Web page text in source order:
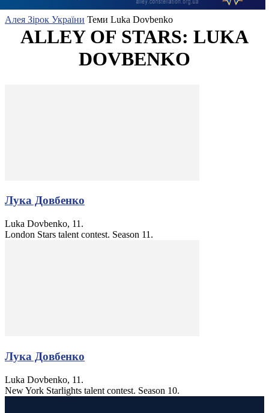
Алея Зірок України Теми Luka Dovbenko
ALLEY OF STARS: LUKA
DOVBENKO
Лука Довбенко
Luka Dovbenko, 11.
London Stars talent contest. Season 11.
Лука Довбенко
Luka Dovbenko, 11.
New York Starlights talent contest. Season 10.